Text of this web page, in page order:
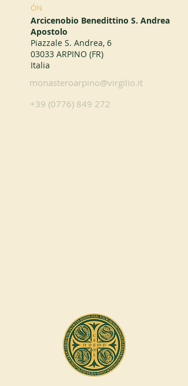
ÓN
Arcicenobio Benedittino S. Andrea
Apostolo
Piazzale S. Andrea, 6
03033 ARPINO (FR)
Italia
monasteroarpino@virgilio.it
+39 (0776) 849 272